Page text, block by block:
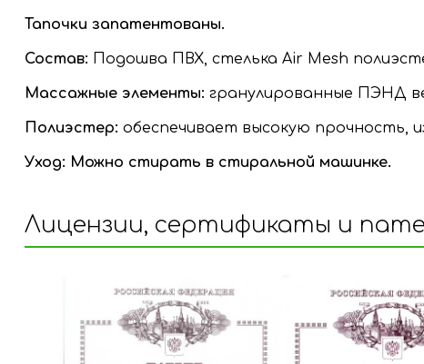
Тапочки запатентованы.
Состав: Подошва ПВХ, стелька Аir Mesh
Массажные элементы: гранулированные ПЭНД
Полиэстер: обеспечивает высокую прочность,
Уход: Можно стирать в стиральной машинке.
Лицензии, сертификаты и